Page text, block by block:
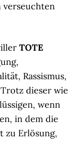
verseuchten
TOTE
Rassismus,
dieser wie
wenn
in dem die
zu Erlösung,